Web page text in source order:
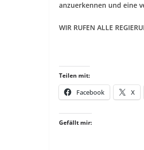
anzuerkennen und eine
WIR RUFEN ALLE
Teilen mit:
Facebook X
Gefällt mir: